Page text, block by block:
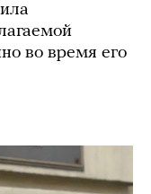
во время его